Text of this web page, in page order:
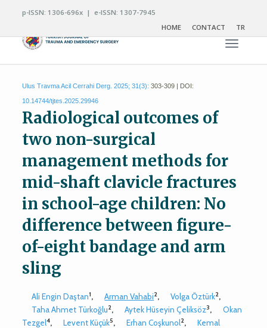
p-ISSN: 1306-696x | e-ISSN: 1307-7945
HOME
CONTACT TR
Toggle
Ulus Travma Acil Cerrahi Derg. 2025; 31(3): 303-309 | DOI:
10.14744/tjtes.2025.29946
Radiological outcomes of
two non-surgical
management methods for
mid-shaft clavicle fractures
in school-age children: No
difference between figure-
of-eight bandage and arm
sling
Ali Engin Daştan1, Arman Vahabi2, Volga Öztürk2,
Taha Ahmet Türkoğlu2, Aytek Hüseyin Çeliksöz3,
Okan
Tezgel4, Levent Küçük5, Erhan Coşkunol2,
Kemal